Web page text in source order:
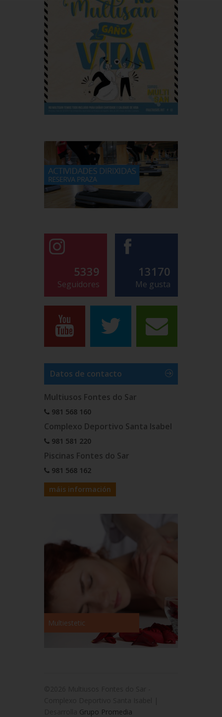
5339
Seguidores
13170
Me gusta
Datos de contacto
Multiusos Fontes do Sar
981 568 160
Complexo Deportivo Santa Isabel
981 581 220
Piscinas Fontes do Sar
981 568 162
máis información
Multiestetic
Grupo Promedia